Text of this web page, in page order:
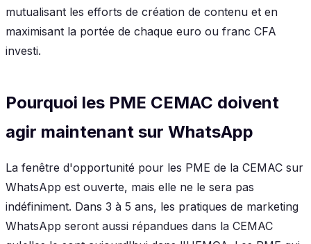
mutualisant les efforts de création de contenu et en
maximisant la portée de chaque euro ou franc CFA
investi.
Pourquoi les PME CEMAC doivent
agir maintenant sur WhatsApp
La fenêtre d'opportunité pour les PME de la CEMAC sur
WhatsApp est ouverte, mais elle ne le sera pas
indéfiniment. Dans 3 à 5 ans, les pratiques de marketing
WhatsApp seront aussi répandues dans la CEMAC